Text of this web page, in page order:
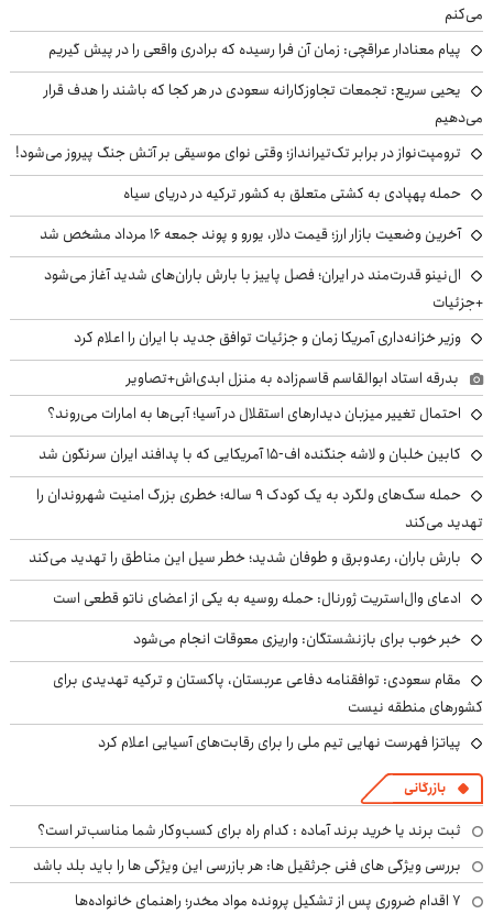
می‌کنم
پیام معنادار عراقچی: زمان آن فرا رسیده که برادری واقعی را در پیش گیریم
یحیی سریع: تجمعات تجاوزکارانه سعودی در هر کجا که باشند را هدف قرار
می‌دهیم
ترومپت‌نواز در برابر تک‌تیرانداز؛ وقتی نوای موسیقی بر آتش جنگ پیروز می‌شود!
حمله پهپادی به کشتی متعلق به کشور ترکیه در دریای سیاه
آخرین وضعیت بازار ارز؛ قیمت دلار، یورو و پوند جمعه ۱۶ مرداد مشخص شد
ال‌نینو قدرت‌مند در ایران؛ فصل پاییز با بارش باران‌های شدید آغاز می‌شود
+جزئیات
وزیر خزانه‌داری آمریکا زمان و جزئیات توافق جدید با ایران را اعلام کرد
بدرقه استاد ابوالقاسم قاسم‌زاده به منزل ابدی‌اش+تصاویر
احتمال تغییر میزبان دیدارهای استقلال در آسیا؛ آبی‌ها به امارات می‌روند؟
کابین خلبان و لاشه جنگنده اف-۱۵ آمریکایی که با پدافند ایران سرنگون شد
حمله سگ‌های ولگرد به یک کودک ۹ ساله؛ خطری بزرگ امنیت شهروندان را
تهدید می‌کند
بارش باران، رعدوبرق و طوفان شدید؛ خطر سیل این مناطق را تهدید می‌کند
ادعای وال‌استریت ژورنال: حمله روسیه به یکی از اعضای ناتو قطعی است
خبر خوب برای بازنشستگان: واریزی معوقات انجام می‌شود
مقام سعودی: توافقنامه دفاعی عربستان، پاکستان و ترکیه تهدیدی برای
کشورهای منطقه نیست
پیاتزا فهرست نهایی تیم ملی را برای رقابت‌های آسیایی اعلام کرد
بازرگانی
ثبت برند یا خرید برند آماده : کدام راه برای کسب‌وکار شما مناسب‌تر است؟
بررسی ویژگی های فنی جرثقیل ها: هر بازرسی این ویژگی ها را باید بلد باشد
۷ اقدام ضروری پس از تشکیل پرونده مواد مخدر؛ راهنمای خانواده‌ها